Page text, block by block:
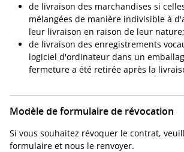
de livraison des marchandises si
mélangées de manière indivisible à
leur livraison en raison de leur nature;
de livraison des enregistrements
logiciel d'ordinateur dans un
fermeture a été retirée après la
Modèle de formulaire de révocation
Si vous souhaitez révoquer le contrat,
formulaire et nous le renvoyer.